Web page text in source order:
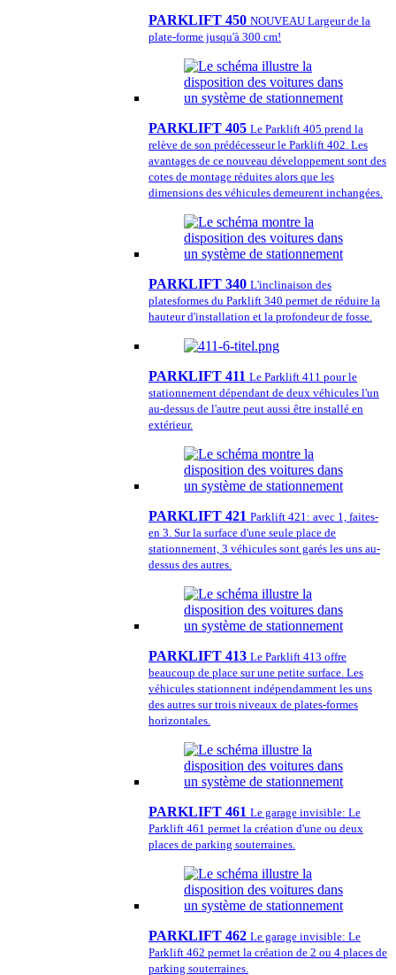
PARKLIFT 450 NOUVEAU Largeur de la
plate-forme jusqu'à 300 cm!
PARKLIFT 405 Le Parklift 405 prend la
relève de son prédécesseur le Parklift 402. Les
avantages de ce nouveau développement sont des
cotes de montage réduites alors que les
dimensions des véhicules demeurent inchangées.
PARKLIFT 340 L'inclinaison des
platesformes du Parklift 340 permet de réduire la
hauteur d'installation et la profondeur de fosse.
PARKLIFT 411 Le Parklift 411 pour le
stationnement dépendant de deux véhicules l'un
au-dessus de l'autre peut aussi être installé en
extérieur.
PARKLIFT 421 Parklift 421: avec 1, faites-
en 3. Sur la surface d'une seule place de
stationnement, 3 véhicules sont garés les uns au-
dessus des autres.
PARKLIFT 413 Le Parklift 413 offre
beaucoup de place sur une petite surface. Les
véhicules stationnent indépendamment les uns
des autres sur trois niveaux de plates-formes
horizontales.
PARKLIFT 461 Le garage invisible: Le
Parklift 461 permet la création d'une ou deux
places de parking souterraines.
PARKLIFT 462 Le garage invisible: Le
Parklift 462 permet la création de 2 ou 4 places de
parking souterraines.